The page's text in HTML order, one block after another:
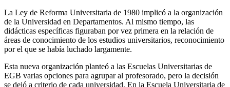
La Ley de Reforma Universitaria de 1980 implicó a la organización
de la Universidad en Departamentos. Al mismo tiempo, las
didácticas específicas figuraban por vez primera en la relación de
áreas de conocimiento de los estudios universitarios, reconocimiento
por el que se había luchado largamente.
Esta nueva organización planteó a las Escuelas Universitarias de
EGB varias opciones para agrupar al profesorado, pero la decisión
se dejó a criterio de cada universidad. En la Escuela Universitaria de